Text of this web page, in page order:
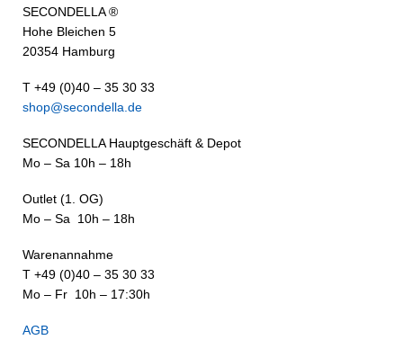
SECONDELLA ®
Hohe Bleichen 5
20354 Hamburg
T +49 (0)40 – 35 30 33
shop@secondella.de
SECONDELLA Hauptgeschäft & Depot
Mo – Sa 10h – 18h
Outlet (1. OG)
Mo – Sa 10h – 18h
Warenannahme
T +49 (0)40 – 35 30 33
Mo – Fr 10h – 17:30h
AGB